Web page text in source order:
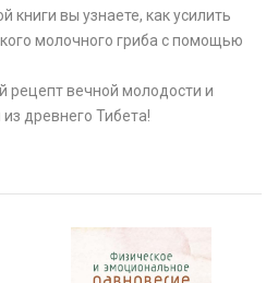
книги вы узнаете, как усилить
молочного гриба с помощью
рецепт вечной молодости и
древнего Тибета!